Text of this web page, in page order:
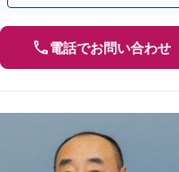
電話でお問い合わせ